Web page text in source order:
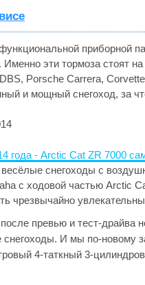
приборной
эти тормоза стоят
Porsche Carrera,
и мощный снегоход, за
снегоходы с
с ходовой частью Arctic
чрезвычайно
превью и тест-драйва
И мы по-новому
4-таткный 3-